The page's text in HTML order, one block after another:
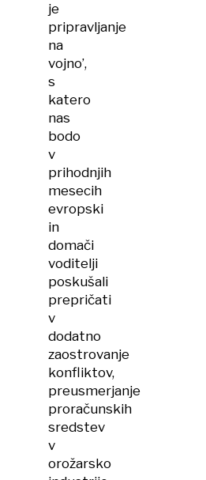
je
pripravljanje
na
vojno’,
s
katero
nas
bodo
v
prihodnjih
mesecih
evropski
in
domači
voditelji
poskušali
prepričati
v
dodatno
zaostrovanje
konfliktov,
preusmerjanje
proračunskih
sredstev
v
orožarsko